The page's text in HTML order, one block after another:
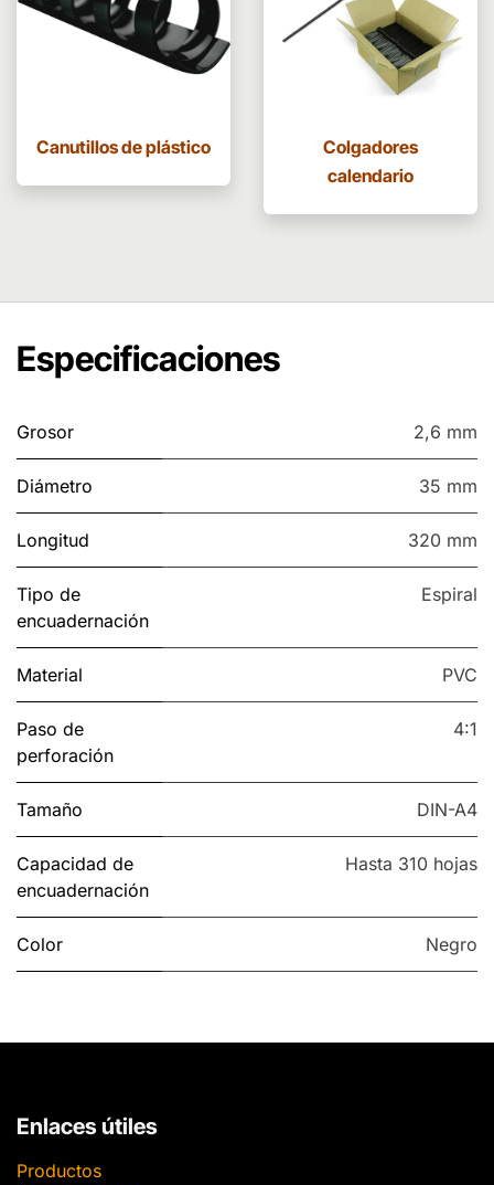
Canutillos de plástico
Colgadores
calendario
Especificaciones
Grosor 2,6 mm
Diámetro 35 mm
Longitud 320 mm
Tipo de
encuadernación
Espiral
Material PVC
Paso de
perforación
4:1
Tamaño DIN-A4
Capacidad de
encuadernación
Hasta 310 hojas
Color Negro
Enlaces útiles
Productos